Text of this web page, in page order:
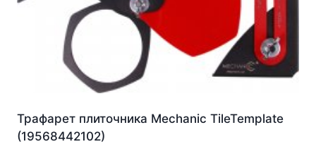
Трафарет плиточника Mechanic TileTemplate
(19568442102)